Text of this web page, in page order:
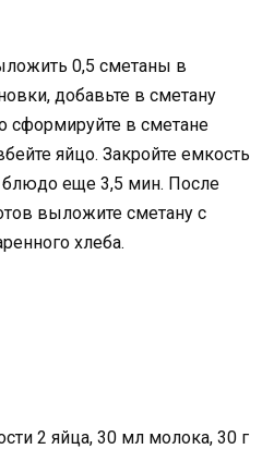
0,5 сметаны в
добавьте в сметану
сформируйте в сметане
яйцо. Закройте емкость
блюдо еще 3,5 мин. После
выложите сметану с
хлеба.
2 яйца, 30 мл молока, 30 г